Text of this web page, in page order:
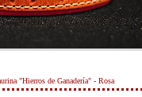
"Hierros de Ganadería" - Rosa